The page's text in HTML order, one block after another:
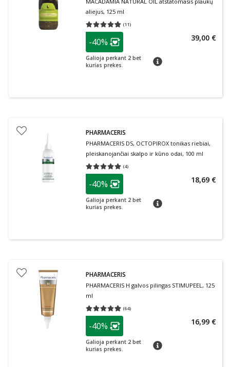
aliejus, 125 ml
(11)
Vidutinis įvertinimas 4.73
patarimas
Lojalumo klubo narių nuolaida
-40%
Galioja perkant 2 bet
kurias prekes.
patarimas
39,00 €
PHARMACERIS
PHARMACERIS DS, OCTOPIROX tonikas riebiai,
pleiskanojančiai skalpo ir kūno odai, 100 ml
(4)
Vidutinis įvertinimas 5.00
patarimas
Lojalumo klubo narių nuolaida
-40%
Galioja perkant 2 bet
kurias prekes.
patarimas
18,69 €
PHARMACERIS
PHARMACERIS H galvos pilingas STIMUPEEL, 125
ml
(64)
Vidutinis įvertinimas 4.80
patarimas
Lojalumo klubo narių nuolaida
-40%
Galioja perkant 2 bet
kurias prekes.
patarimas
16,99 €